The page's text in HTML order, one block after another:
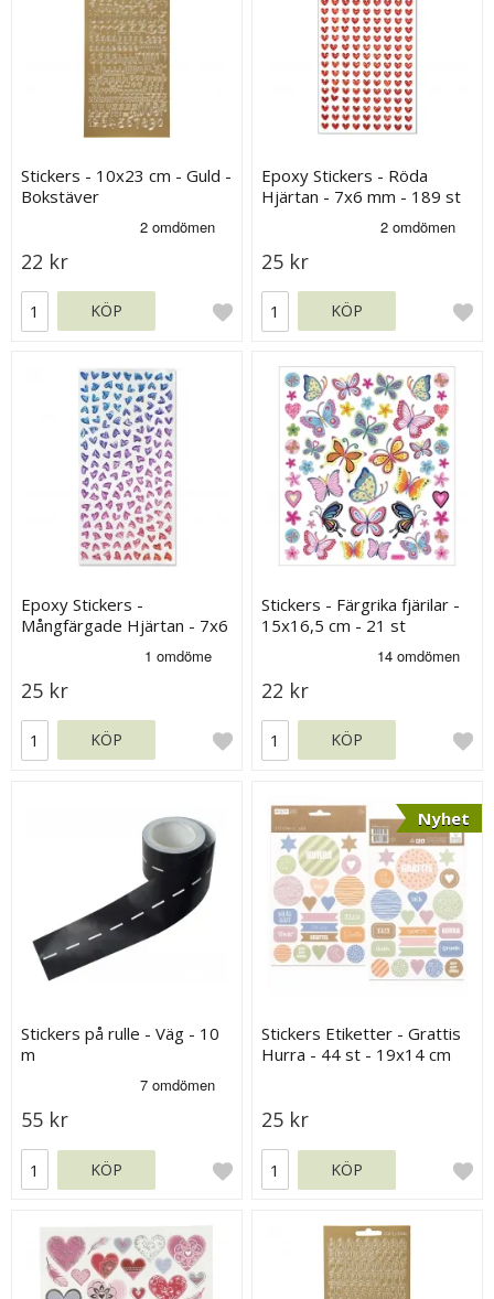
Stickers - 10x23 cm - Guld -
Bokstäver
22 kr
KÖP
Epoxy Stickers - Röda
Hjärtan - 7x6 mm - 189 st
25 kr
KÖP
Epoxy Stickers -
Mångfärgade Hjärtan - 7x6
25 kr
KÖP
Stickers - Färgrika fjärilar -
15x16,5 cm - 21 st
22 kr
KÖP
Stickers på rulle - Väg - 10
m
55 kr
KÖP
Nyhet
Stickers Etiketter - Grattis
Hurra - 44 st - 19x14 cm
25 kr
KÖP